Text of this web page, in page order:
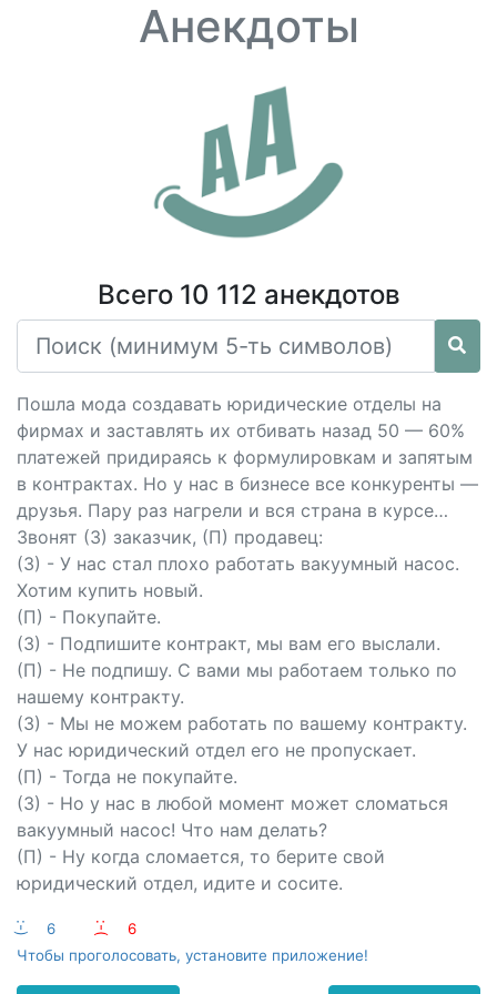
Анекдоты
Всего 10 112 анекдотов
Пошла мода создавать юридические отделы на
фирмах и заставлять их отбивать назад 50 — 60%
платежей придираясь к формулировкам и запятым
в контрактах. Но у нас в бизнесе все конкуренты —
друзья. Пару раз нагрели и вся страна в курсе…
Звонят (З) заказчик, (П) продавец:
(З) - У нас стал плохо работать вакуумный насос.
Хотим купить новый.
(П) - Покупайте.
(З) - Подпишите контракт, мы вам его выслали.
(П) - Не подпишу. С вами мы работаем только по
нашему контракту.
(З) - Мы не можем работать по вашему контракту.
У нас юридический отдел его не пропускает.
(П) - Тогда не покупайте.
(З) - Но у нас в любой момент может сломаться
вакуумный насос! Что нам делать?
(П) - Ну когда сломается, то берите свой
юридический отдел, идите и сосите.
:-) 6 :-(
6
Чтобы проголосовать, установите приложение!